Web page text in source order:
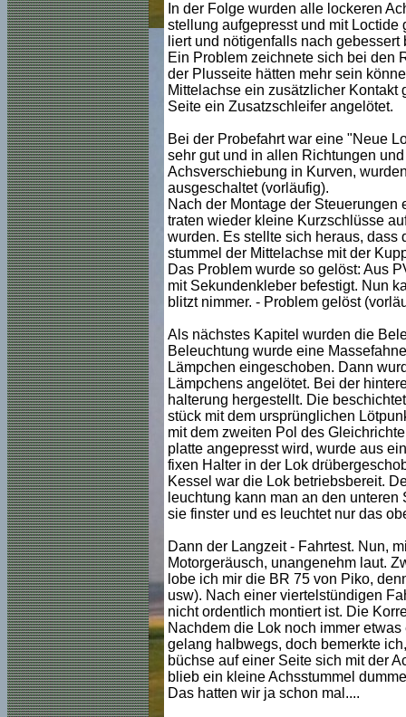
In der Folge wurden alle lockeren
stellung aufgepresst und mit
liert und nötigenfalls nach
Ein Problem zeichnete sich bei den
der Plusseite hätten mehr sein
Mittelachse ein zusätzlicher
Seite ein Zusatzschleifer angelötet.
Bei der Probefahrt war eine "Neue
sehr gut und in allen Richtungen
Achsverschiebung in Kurven,
ausgeschaltet (vorläufig).
Nach der Montage der
traten wieder kleine Kurzschlüsse
wurden. Es stellte sich heraus, dass
stummel der Mittelachse mit der
Das Problem wurde so gelöst: Aus
mit Sekundenkleber befestigt. Nun
blitzt nimmer. - Problem gelöst
Als nächstes Kapitel wurden die
Beleuchtung wurde eine
Lämpchen eingeschoben. Dann
Lämpchens angelötet. Bei der
halterung hergestellt. Die
stück mit dem ursprünglichen
mit dem zweiten Pol des
platte angepresst wird, wurde aus
fixen Halter in der Lok
Kessel war die Lok betriebsbereit.
leuchtung kann man an den
sie finster und es leuchtet nur das
Dann der Langzeit - Fahrtest. Nun,
Motorgeräusch, unangenehm laut.
lobe ich mir die BR 75 von Piko,
usw). Nach einer viertelstündigen
nicht ordentlich montiert ist. Die
Nachdem die Lok noch immer
gelang halbwegs, doch bemerkte
büchse auf einer Seite sich mit der
blieb ein kleine Achsstummel
Das hatten wir ja schon mal....